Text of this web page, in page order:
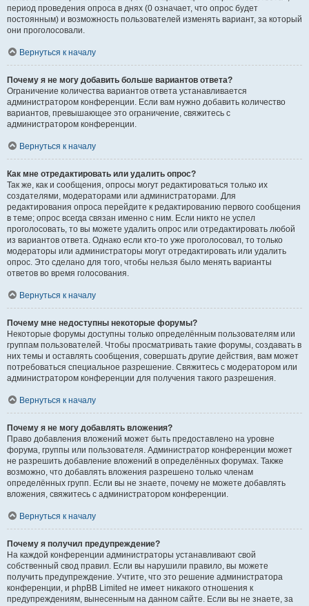
период проведения опроса в днях (0 означает, что опрос будет
постоянным) и возможность пользователей изменять вариант, за который
они проголосовали.
Вернуться к началу
Почему я не могу добавить больше вариантов ответа?
Ограничение количества вариантов ответа устанавливается
администратором конференции. Если вам нужно добавить количество
вариантов, превышающее это ограничение, свяжитесь с
администратором конференции.
Вернуться к началу
Как мне отредактировать или удалить опрос?
Так же, как и сообщения, опросы могут редактироваться только их
создателями, модераторами или администраторами. Для
редактирования опроса перейдите к редактированию первого сообщения
в теме; опрос всегда связан именно с ним. Если никто не успел
проголосовать, то вы можете удалить опрос или отредактировать любой
из вариантов ответа. Однако если кто-то уже проголосовал, то только
модераторы или администраторы могут отредактировать или удалить
опрос. Это сделано для того, чтобы нельзя было менять варианты
ответов во время голосования.
Вернуться к началу
Почему мне недоступны некоторые форумы?
Некоторые форумы доступны только определённым пользователям или
группам пользователей. Чтобы просматривать такие форумы, создавать в
них темы и оставлять сообщения, совершать другие действия, вам может
потребоваться специальное разрешение. Свяжитесь с модератором или
администратором конференции для получения такого разрешения.
Вернуться к началу
Почему я не могу добавлять вложения?
Право добавления вложений может быть предоставлено на уровне
форума, группы или пользователя. Администратор конференции может
не разрешить добавление вложений в определённых форумах. Также
возможно, что добавлять вложения разрешено только членам
определённых групп. Если вы не знаете, почему не можете добавлять
вложения, свяжитесь с администратором конференции.
Вернуться к началу
Почему я получил предупреждение?
На каждой конференции администраторы устанавливают свой
собственный свод правил. Если вы нарушили правило, вы можете
получить предупреждение. Учтите, что это решение администратора
конференции, и phpBB Limited не имеет никакого отношения к
предупреждениям, вынесенным на данном сайте. Если вы не знаете, за